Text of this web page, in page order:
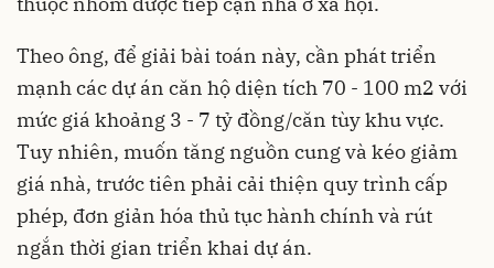
Theo ông, để giải bài toán này, cần phát triển
mạnh các dự án căn hộ diện tích 70 - 100 m2 với
mức giá khoảng 3 - 7 tỷ đồng/căn tùy khu vực.
Tuy nhiên, muốn tăng nguồn cung và kéo giảm
giá nhà, trước tiên phải cải thiện quy trình cấp
phép, đơn giản hóa thủ tục hành chính và rút
ngắn thời gian triển khai dự án.